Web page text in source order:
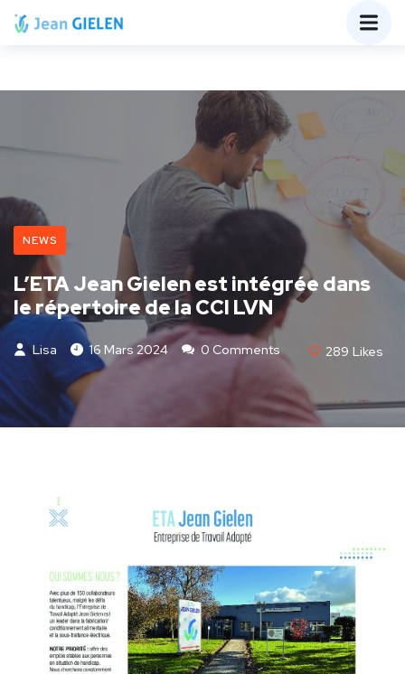
NEWS
L’ETA Jean Gielen est intégrée dans
le répertoire de la CCI LVN
Lisa 16 Mars 2024 0 Comments 289 Likes